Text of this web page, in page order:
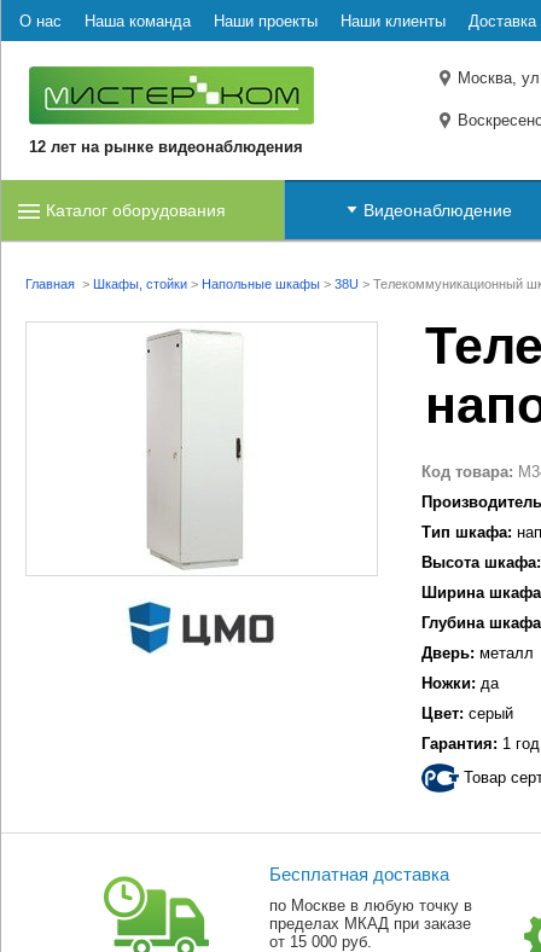
О нас Наша команда Наши проекты Наши клиенты Доставка
12 лет на рынке видеонаблюдения
Москва,
Каталог оборудования Видеонаблюдение
Главная > Шкафы, стойки > Напольные шкафы > 38U > Телекоммуникационный
Код товара:
Тип шкафа:
Высота шкафа:
Ширина
Глубина
Дверь: металл
Ножки: да
Цвет: серый
Гарантия: 1 год
Товар
Бесплатная доставка
по Москве в любую точку в
пределах МКАД при заказе
от 15 000 руб.